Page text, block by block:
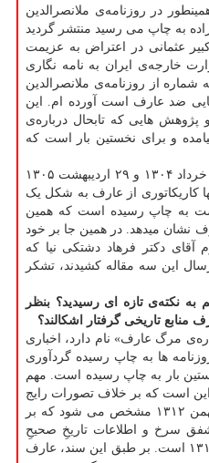
در روزنامه‌ی ملانصرالدین
به چاپ می رسید منتشر گردید
عثمانی در اعتراض به عزیمت
خارجه‌ی ایران به نامه نگاری
از روزنامه‌ی ملانصرالدین
ضد عارف است آورده ام. این
پژوهش هایی که تابحال درباره‌ی
و برای نخستین بار است که
این مقاله ها در ۱۵ آبان ۱۳۰۳، ۹ خرداد ۱۳۰۴ و ۲۹ اردیبهشت ۱۳۰۵
کاریکاتوری از عارف به شکل یک
به چاپ رسیده است که همین
نشان میدهد. در همین جا بر خود
آقای دکتر فرهاد دشتکی نیا که
این سه مقاله کشیدند، تشکر
نکته‌ی تازه ای رسیدید؟ بنظر
تاریخی گرفتار اشکالند؟
مرگ عارف» نام دارد، اخباری
ها به چاپ رسیده گردآوری
بار به چاپ رسیده است. مهم
است که بر خلاف تصورات رایج
در خصوص فوت عارف در دوم بهمن ۱۳۱۲ مشخص می شود که بر
سرخ و اطلاعات تاریخِ صحیحِ
فوتِ عارف یک شنبه اول بهمن ۱۳۱۲ است. بر طبق این سند، عارف